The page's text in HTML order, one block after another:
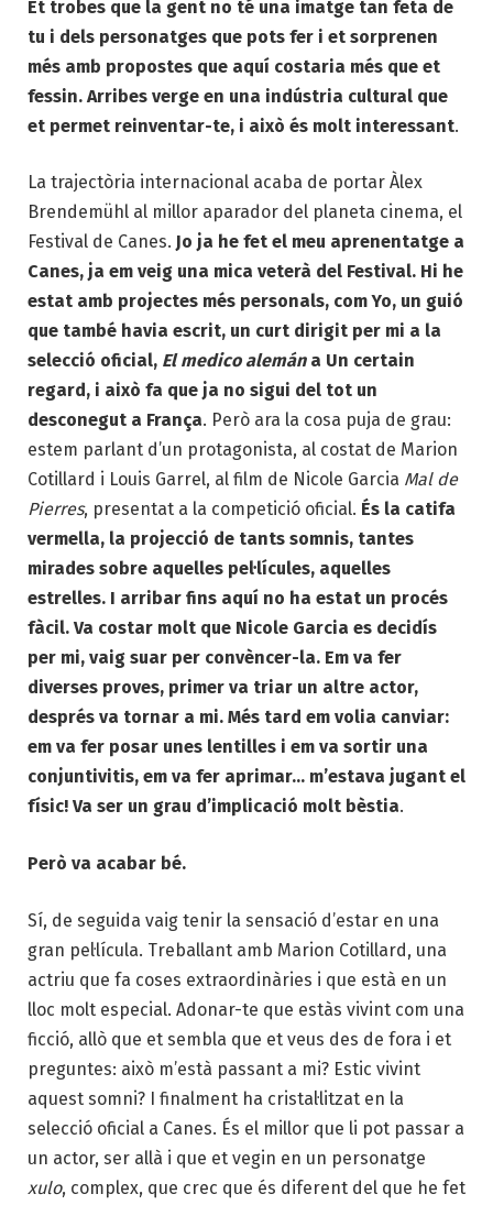
Et trobes que la gent no té una imatge tan feta de
tu i dels personatges que pots fer i et sorprenen
més amb propostes que aquí costaria més que et
fessin. Arribes verge en una indústria cultural que
et permet reinventar-te, i això és molt interessant.
La trajectòria internacional acaba de portar Àlex
Brendemühl al millor aparador del planeta cinema, el
Festival de Canes. Jo ja he fet el meu aprenentatge a
Canes, ja em veig una mica veterà del Festival. Hi he
estat amb projectes més personals, com Yo, un guió
que també havia escrit, un curt dirigit per mi a la
selecció oficial, El medico alemána Un certain
regard, i això fa que ja no sigui del tot un
desconegut a França. Però ara la cosa puja de grau:
estem parlant d’un protagonista, al costat de Marion
Cotillard i Louis Garrel, al film de Nicole Garcia Mal de
Pierres, presentat a la competició oficial. És la catifa
vermella, la projecció de tants somnis, tantes
mirades sobre aquelles pel·lícules, aquelles
estrelles. I arribar fins aquí no ha estat un procés
fàcil. Va costar molt que Nicole Garcia es decidís
per mi, vaig suar per convèncer-la. Em va fer
diverses proves, primer va triar un altre actor,
després va tornar a mi. Més tard em volia canviar:
em va fer posar unes lentilles i em va sortir una
conjuntivitis, em va fer aprimar… m’estava jugant el
físic! Va ser un grau d’implicació molt bèstia.
Però va acabar bé.
Sí, de seguida vaig tenir la sensació d’estar en una
gran pel·lícula. Treballant amb Marion Cotillard, una
actriu que fa coses extraordinàries i que està en un
lloc molt especial. Adonar-te que estàs vivint com una
ficció, allò que et sembla que et veus des de fora i et
preguntes: això m’està passant a mi? Estic vivint
aquest somni? I finalment ha cristal·litzat en la
selecció oficial a Canes. És el millor que li pot passar a
un actor, ser allà i que et vegin en un personatge
xulo, complex, que crec que és diferent del que he fet